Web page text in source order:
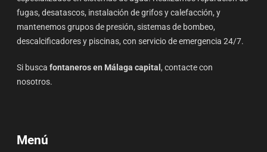
fugas, desatascos, instalación de grifos y calefacción, y
mantenemos grupos de presión, sistemas de bombeo,
descalcificadores y piscinas, con servicio de emergencia 24/7.
Si busca fontaneros en Málaga capital, contacte con
nosotros.
Menú